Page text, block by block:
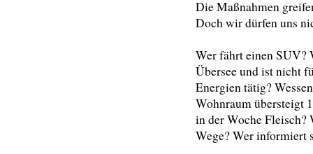
Die Maßnahmen
Doch wir dürfen uns
Wer fährt einen SUV?
Übersee und ist nicht
Energien tätig?
Wohnraum übersteigt
in der Woche
Wege? Wer informiert